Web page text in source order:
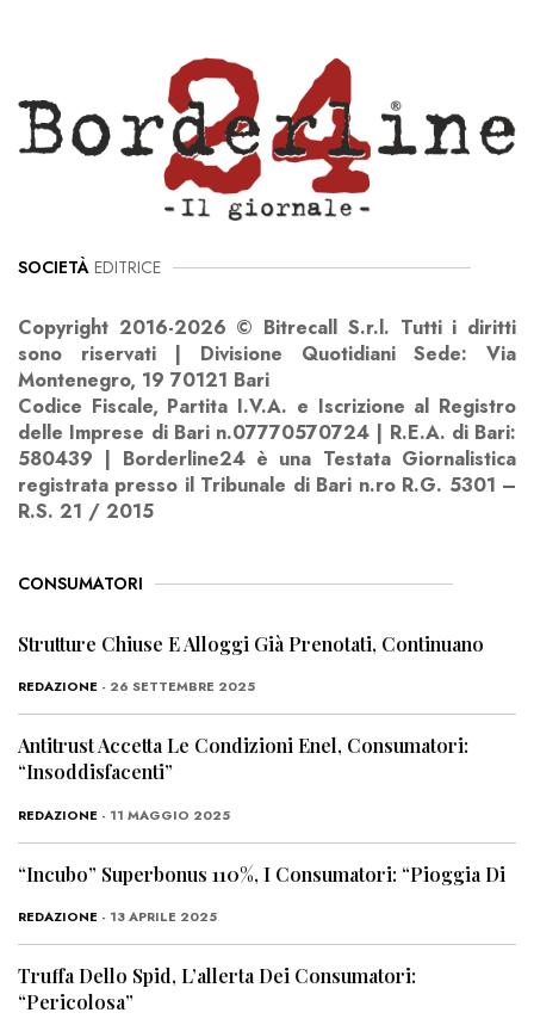
SOCIETÀ EDITRICE
Copyright 2016-2026 © Bitrecall S.r.l. Tutti i diritti
sono riservati | Divisione Quotidiani Sede: Via
Montenegro, 19 70121 Bari
Codice Fiscale, Partita I.V.A. e Iscrizione al Registro
delle Imprese di Bari n.07770570724 | R.E.A. di Bari:
580439 | Borderline24 è una Testata Giornalistica
registrata presso il Tribunale di Bari n.ro R.G. 5301 –
R.S. 21 / 2015
CONSUMATORI
Strutture Chiuse E Alloggi Già Prenotati, Continuano
REDAZIONE - 26 SETTEMBRE 2025
Antitrust Accetta Le Condizioni Enel, Consumatori:
“Insoddisfacenti”
REDAZIONE - 11 MAGGIO 2025
“Incubo” Superbonus 110%, I Consumatori: “Pioggia Di
REDAZIONE - 13 APRILE 2025
Truffa Dello Spid, L’allerta Dei Consumatori:
“Pericolosa”